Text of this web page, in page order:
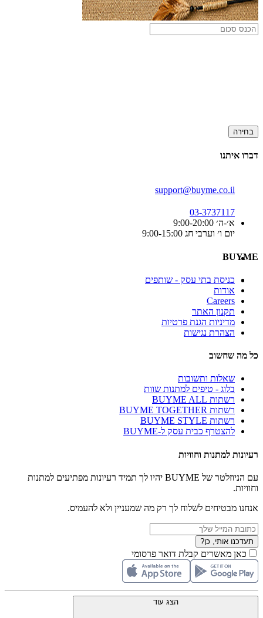
בחירה
דברו איתנו
support@buyme.co.il
03-3737117
א׳-ה׳ 9:00-20:00
יום ו׳ וערבי חג 9:00-15:00
BUYME
כניסת בתי עסק - שותפים
אודות
Careers
תקנון האתר
מדיניות הגנת פרטיות
הצהרת נגישות
כל מה שחשוב
שאלות ותשובות
בלוג - טיפים למתנות שוות
רשתות BUYME ALL
רשתות BUYME TOGETHER
רשתות BUYME STYLE
להצטרף כבית עסק ל-BUYME
רעיונות למתנות וחוויות
עם הניוזלטר של BUYME יהיו לך תמיד רעיונות מפתיעים למתנות
וחוויות.
אנחנו מבטיחים לשלוח לך רק מה שמעניין ולא להעמיס.
תעדכנו אותי, כן?
כאן מאשרים קבלת דואר פרסומי
הצג עוד